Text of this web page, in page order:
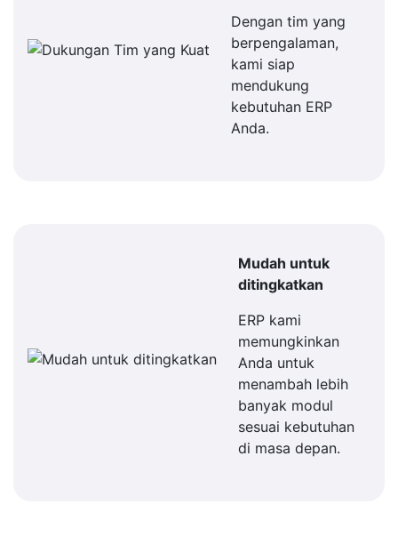
Dengan tim yang
berpengalaman,
kami siap
mendukung
kebutuhan ERP
Anda.
Mudah untuk
ditingkatkan
ERP kami
memungkinkan
Anda untuk
menambah lebih
banyak modul
sesuai kebutuhan
di masa depan.